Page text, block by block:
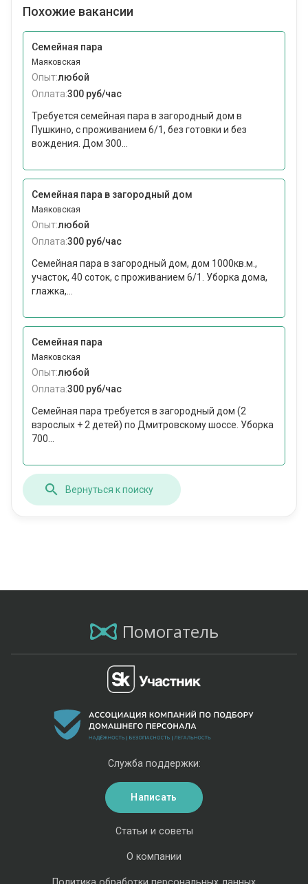
Похожие вакансии
Семейная пара
Маяковская
Опыт:любой
Оплата:300 руб/час
Требуется семейная пара в загородный дом в
Пушкино, с проживанием 6/1, без готовки и без
вождения. Дом 300...
Семейная пара в загородный дом
Маяковская
Опыт:любой
Оплата:300 руб/час
Семейная пара в загородный дом, дом 1000кв.м.,
участок, 40 соток, с проживанием 6/1. Уборка дома,
глажка,...
Семейная пара
Маяковская
Опыт:любой
Оплата:300 руб/час
Семейная пара требуется в загородный дом (2
взрослых + 2 детей) по Дмитровскому шоссе. Уборка
700...
Вернуться к поиску
Помогатель
Статьи и советы
О компании
Служба поддержки:
Написать